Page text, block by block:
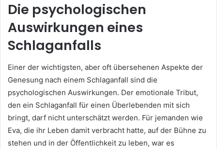
Die psychologischen
Auswirkungen eines
Schlaganfalls
Einer der wichtigsten, aber oft übersehenen Aspekte der
Genesung nach einem Schlaganfall sind die
psychologischen Auswirkungen. Der emotionale Tribut,
den ein Schlaganfall für einen Überlebenden mit sich
bringt, darf nicht unterschätzt werden. Für jemanden wie
Eva, die ihr Leben damit verbracht hatte, auf der Bühne zu
stehen und in der Öffentlichkeit zu leben, war es